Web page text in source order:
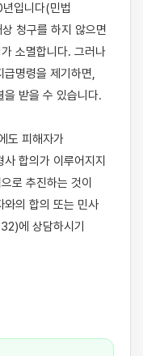
입니다(민법
청구를 하지 않으면
소멸합니다. 그러나
명령을 제기하면,
을 받을 수 있습니다.
도 피해자가
합의가 이루어지지
로 추진하는 것이
와의 합의 또는 민사
에 상담하시기